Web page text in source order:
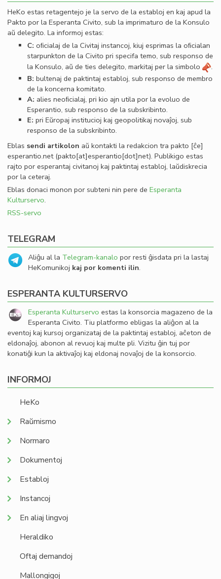
HeKo estas retagentejo je la servo de la establoj en kaj apud la
Pakto por la Esperanta Civito, sub la imprimaturo de la Konsulo
aŭ delegito. La informoj estas:
C: oﬁcialaj de la Civitaj instancoj, kiuj esprimas la oﬁcialan
starpunkton de la Civito pri specifa temo, sub responso de
la Konsulo, aŭ de ties delegito, markitaj per la simbolo
.
B: bultenaj de paktintaj establoj, sub responso de membro
de la koncerna komitato.
A: alies neoﬁcialaj, pri kio ajn utila por la evoluo de
Esperantio, sub responso de la subskribinto.
E: pri Eŭropaj institucioj kaj geopolitikaj novaĵoj, sub
responso de la subskribinto.
Eblas sendi artikolon aŭ kontakti la redakcion tra pakto [ĉe]
esperantio.net(pakto[at]esperantio[dot]net). Publikigo estas
rajto por esperantaj civitanoj kaj paktintaj establoj, laŭdiskrecia
por la ceteraj.
Eblas donaci monon por subteni nin pere de Esperanta
Kulturservo.
RSS-servo
TELEGRAM
Aliĝu al la Telegram-kanalo por resti ĝisdata pri la lastaj
HeKomunikoj kaj por komenti ilin.
ESPERANTA KULTURSERVO
Esperanta Kulturservo estas la konsorcia magazeno de la
Esperanta Civito. Tiu platformo ebligas la aliĝon al la
eventoj kaj kursoj organizataj de la paktintaj establoj, aĉeton de
eldonaĵoj, abonon al revuoj kaj multe pli. Vizitu ĝin tuj por
konatiĝi kun la aktivaĵoj kaj eldonaj novaĵoj de la konsorcio.
INFORMOJ
HeKo
Raŭmismo
Normaro
Dokumentoj
Establoj
Instancoj
En aliaj lingvoj
Heraldiko
Oftaj demandoj
Mallongigoj